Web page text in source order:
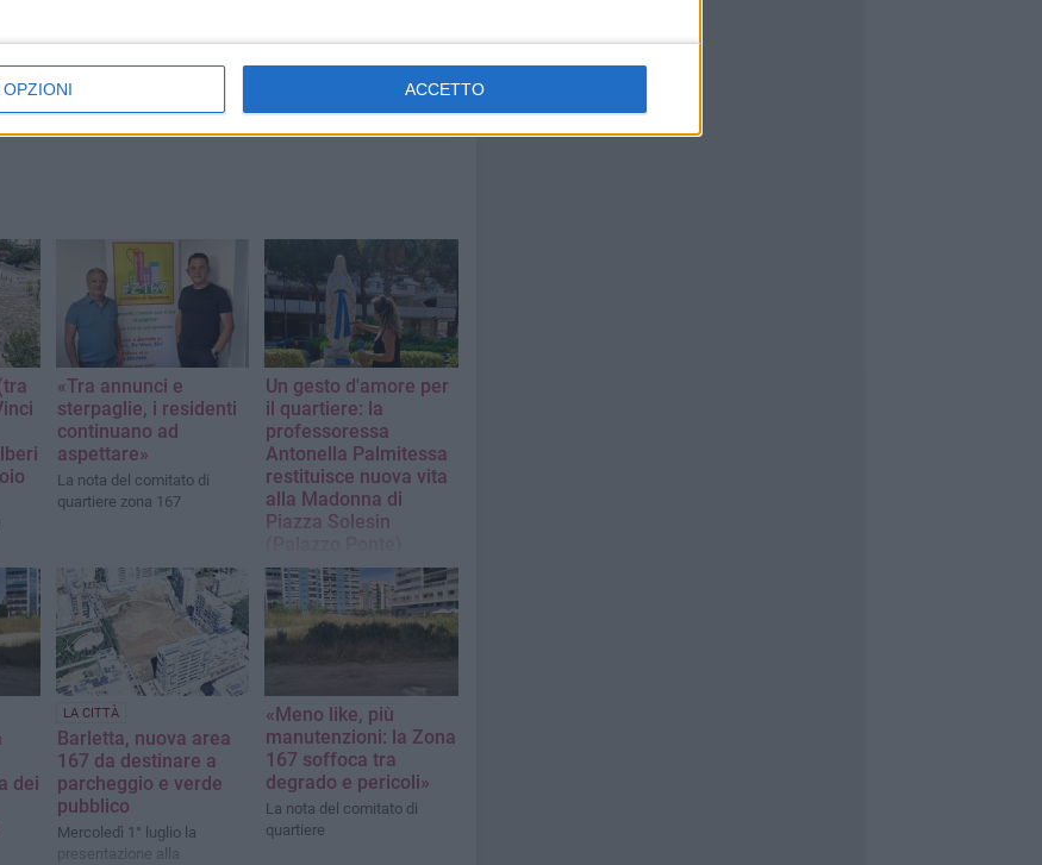
OPZIONI ACCETTO
«Tra annunci e
sterpaglie, i residenti
continuano ad
aspettare»
La nota del comitato di
quartiere zona 167
Un gesto d'amore per
il quartiere: la
professoressa
Antonella Palmitessa
restituisce nuova vita
alla Madonna di
Piazza Solesin
La nota del comitato di
quartiere zona 167
dei
LA CITTÀ
Barletta, nuova area
167 da destinare a
parcheggio e verde
pubblico
Mercoledì 1° luglio la
presentazione alla
«Meno like, più
manutenzioni: la Zona
167 soffoca tra
degrado e pericoli»
La nota del comitato di
quartiere